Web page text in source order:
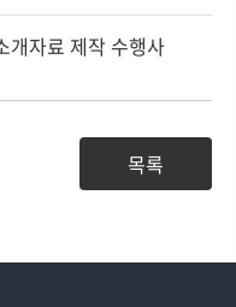
개자료 제작 수행사
목록